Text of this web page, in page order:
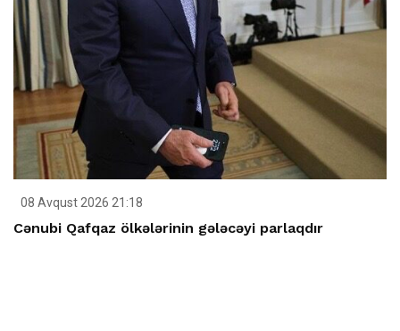
08 Avqust 2026 21:18
Cənubi Qafqaz ölkələrinin gələcəyi parlaqdır